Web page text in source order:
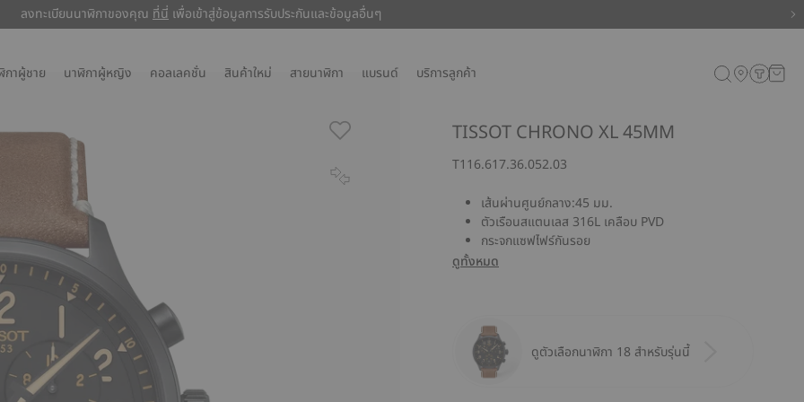
ลงทะเบียนนาฬิกาของคุณ ที่นี่ เพื่อเข้าสู่ข้อมูลการรับประกันและข้อมูลอื่นๆ
ลงทะเบียนนาฬิกาของคุณ ที่นี่ เพื่อเข้าสู่ข้อมูลการรับประกันและข้อมูลอื่นๆ
กาผู้ชาย นาฬิกาผู้หญิง คอลเลคชั่น สินค้าใหม่ สายนาฬิกา แบรนด์ บริการลูกค้า
TISSOT CHRONO XL 45MM
T116.617.36.052.03
เส้นผ่านศูนย์กลาง:45 มม.
ตัวเรือนสแตนเลส 316L เคลือบ PVD
กระจกแซฟไฟร์กันรอย
ดูทั้งหมด
ดูตัวเลือกนาฬิกา 18 สำหรับรุ่นนี้